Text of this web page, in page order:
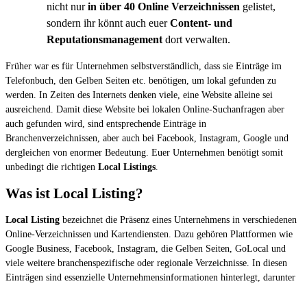
nicht nurin über 40 Online Verzeichnissen gelistet,
sondern ihr könnt auch euerContent- und
Reputationsmanagement dort verwalten.
Früher war es für Unternehmen selbstverständlich, dass sie Einträge im
Telefonbuch, den Gelben Seiten etc. benötigen, um lokal gefunden zu
werden. In Zeiten des Internets denken viele, eine Website alleine sei
ausreichend. Damit diese Website bei lokalen Online-Suchanfragen aber
auch gefunden wird, sind entsprechende Einträge in
Branchenverzeichnissen, aber auch bei Facebook, Instagram, Google und
dergleichen von enormer Bedeutung. Euer Unternehmen benötigt somit
unbedingt die richtigen Local Listings.
Was ist Local Listing?
Local Listing bezeichnet die Präsenz eines Unternehmens in verschiedenen
Online-Verzeichnissen und Kartendiensten. Dazu gehören Plattformen wie
Google Business, Facebook, Instagram, die Gelben Seiten, GoLocal und
viele weitere branchenspezifische oder regionale Verzeichnisse. In diesen
Einträgen sind essenzielle Unternehmensinformationen hinterlegt, darunter